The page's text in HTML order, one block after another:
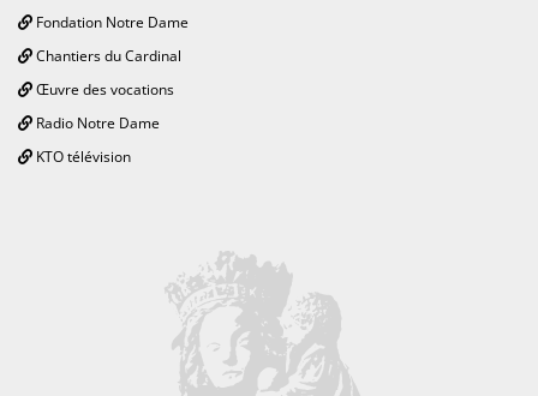
Fondation Notre Dame
Chantiers du Cardinal
Œuvre des vocations
Radio Notre Dame
KTO télévision